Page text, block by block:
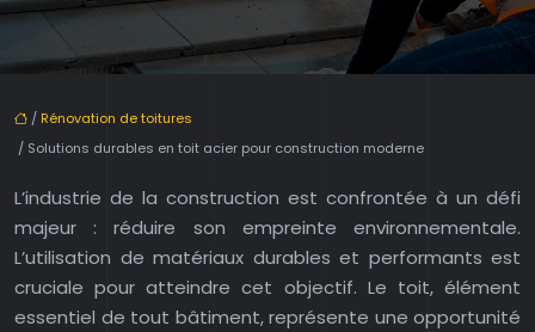
/ Rénovation de toitures
/ Solutions durables en toit acier pour construction moderne
L’industrie de la construction est confrontée à un défi
majeur : réduire son empreinte environnementale.
L’utilisation de matériaux durables et performants est
cruciale pour atteindre cet objectif. Le toit, élément
essentiel de tout bâtiment, représente une opportunité